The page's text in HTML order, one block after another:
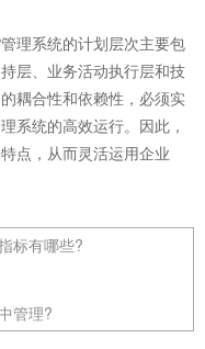
理系统的计划层次主要包
层、业务活动执行层和技
耦合性和依赖性，必须实
系统的高效运行。因此，
点，从而灵活运用企业
标有哪些?
管理?